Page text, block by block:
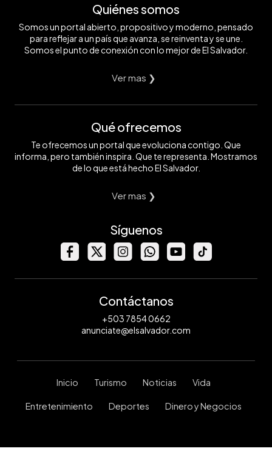
Quiénes somos
Somos un portal abierto, propositivo y moderno, pensado
para reflejar a un país que avanza, se reinventa y se une.
Somos el punto de conexión con lo mejor de El Salvador.
Ver mas ❯
Qué ofrecemos
Te ofrecemos un portal que evoluciona contigo. Que
informa, pero también inspira. Que te representa. Mostramos
de lo que está hecho El Salvador.
Ver mas ❯
Síguenos
Contáctanos
+503 7854 0662
anunciate@elsalvador.com
Inicio Turismo Noticias Vida
Entretenimiento Deportes Dinero y Negocios